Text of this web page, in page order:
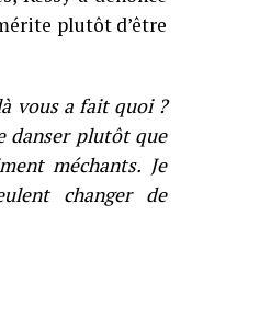
plutôt d’être
vous a fait quoi ?
danser plutôt que
méchants. Je
changer de